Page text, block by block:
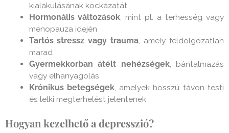
kialakulásának kockázatát
Hormonális változások, mint pl. a terhesség vagy
menopauza idején
Tartós stressz vagy trauma, amely feldolgozatlan
marad
Gyermekkorban átélt nehézségek, bántalmazás
vagy elhanyagolás
Krónikus betegségek, amelyek hosszú távon testi
és lelki megterhelést jelentenek
Hogyan kezelhető a depresszió?